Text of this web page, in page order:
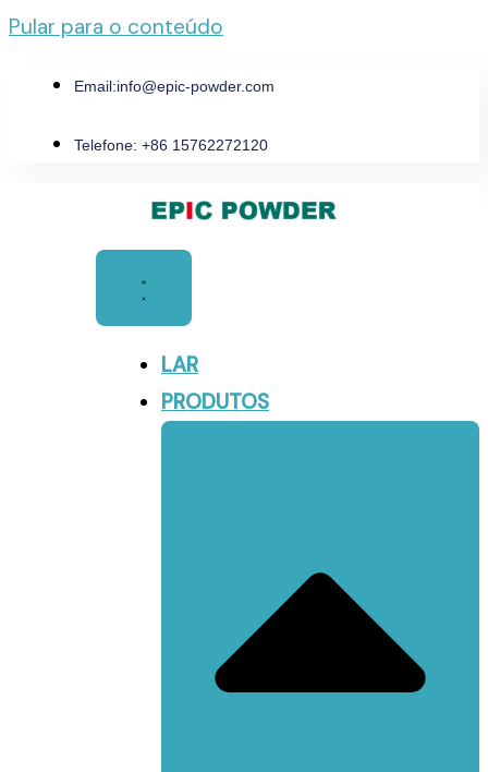
Pular para o conteúdo
Email:info@epic-powder.com
Telefone: +86 15762272120
LAR
PRODUTOS